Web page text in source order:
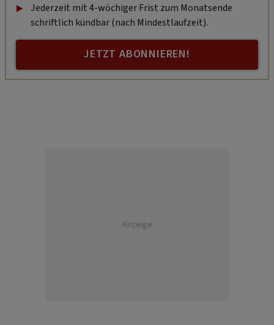
Jederzeit mit 4-wöchiger Frist zum Monatsende
schriftlich kündbar (nach Mindestlaufzeit).
JETZT ABONNIEREN!
Anzeige